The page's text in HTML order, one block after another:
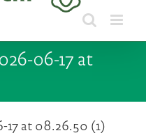
06-17 at
17 at 08.26.50 (1)